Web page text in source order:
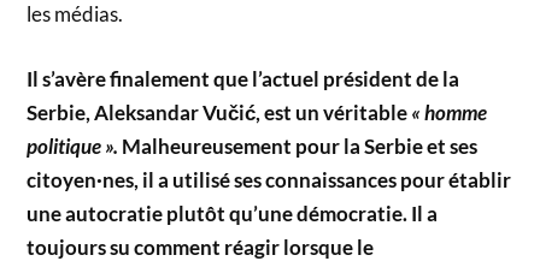
les médias.
Il s’avère finalement que l’actuel président de la
Serbie, Aleksandar Vučić, est un véritable« homme
politique ». Malheureusement pour la Serbie et ses
citoyen·nes, il a utilisé ses connaissances pour établir
une autocratie plutôt qu’une démocratie. Il a
toujours su comment réagir lorsque le